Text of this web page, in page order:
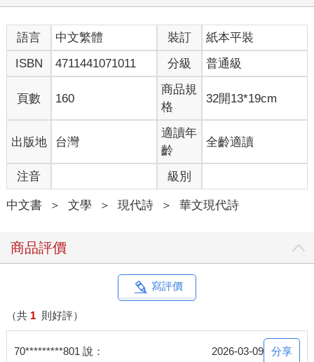
時間的才華是留下遺憾
而我讓遺憾留下詩歌
餐桌漂流
時間把我放進木碗
不安地跳動
鼻尖是被調味過的番茄
攪和眼睛灑下的蔥花
卻始終散發不出香氣
像真正的蘆薈
應該有純潔血液
在生命餐桌上漂流
語言 中文繁體 裝訂
紙本平裝
ISBN
4711441071011 分級 普通級
頁數 160
商品規
格
32開13*19cm
出版地 台灣
適讀年
齡
全齡適讀
注音 級別
中文書 ＞ 文學 ＞ 現代詩 ＞ 華文現代詩
商品評價
寫評價
（共 1 則好評）
70*********801 說： 2026-03-09 分享